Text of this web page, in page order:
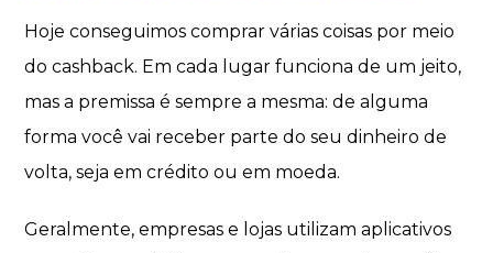
Hoje conseguimos comprar várias coisas por meio
do cashback. Em cada lugar funciona de um jeito,
mas a premissa é sempre a mesma: de alguma
forma você vai receber parte do seu dinheiro de
volta, seja em crédito ou em moeda.
Geralmente, empresas e lojas utilizam aplicativos